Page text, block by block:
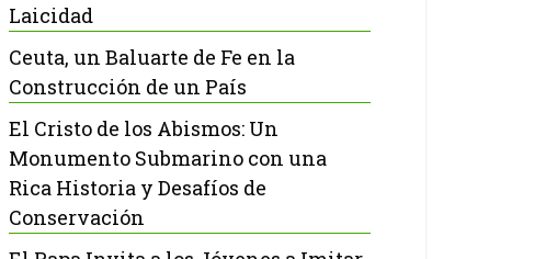
Laicidad
Ceuta, un Baluarte de Fe en la
Construcción de un País
El Cristo de los Abismos: Un
Monumento Submarino con una
Rica Historia y Desafíos de
Conservación